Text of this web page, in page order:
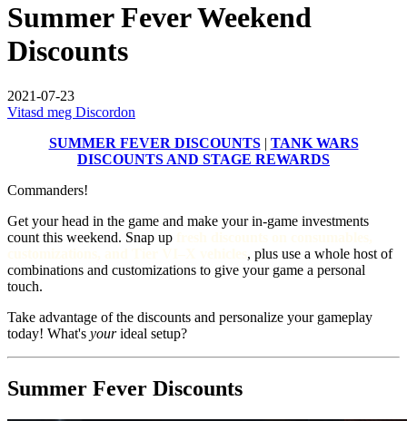
Summer Fever Weekend
Discounts
2021-07-23
Vitasd meg Discordon
SUMMER FEVER DISCOUNTS| TANK WARS
DISCOUNTS AND STAGE REWARDS
Commanders!
Get your head in the game and make your in-game investments
count this weekend. Snap up
, plus use a whole host of
combinations and customizations to give your game a personal
touch.
Take advantage of the discounts and personalize your gameplay
today! What's yourideal setup?
Summer Fever Discounts